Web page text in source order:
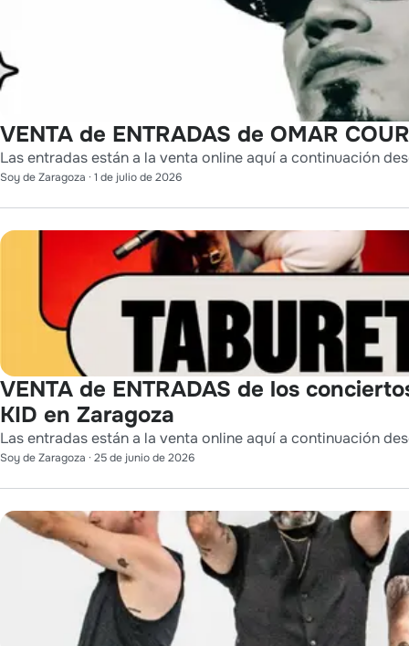
VENTA de ENTRADAS de OMAR
Las entradas están a la venta online aquí a continuación
Soy de Zaragoza · 1 de julio de 2026
VENTA de ENTRADAS de los
KID en Zaragoza
Las entradas están a la venta online aquí a continuación
Soy de Zaragoza · 25 de junio de 2026